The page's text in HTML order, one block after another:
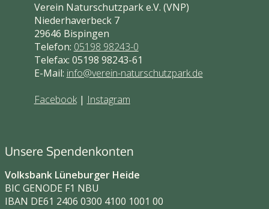
Verein Naturschutzpark e.V. (VNP)
Niederhaverbeck 7
29646 Bispingen
Telefon: 05198 98243-0
Telefax: 05198 98243-61
E-Mail: info@verein-naturschutzpark.de
Facebook| Instagram
Unsere Spendenkonten
Volksbank Lüneburger Heide
BIC GENODE F1 NBU
IBAN DE61 2406 0300 4100 1001 00